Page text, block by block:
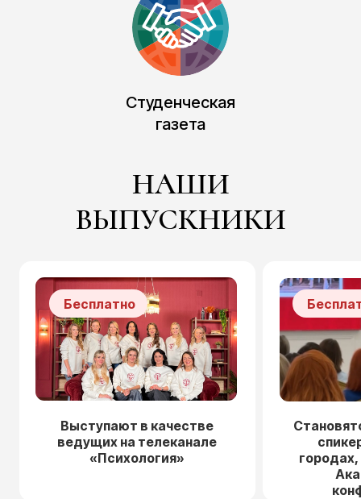
Студенческая
газета
НАШИ
ВЫПУСКНИКИ
Выступают в качестве
ведущих на телеканале
«Психология»
Бесплатно
ЧАСТО ЗАДАВАЕМЫЕ
ВОПРОСЫ